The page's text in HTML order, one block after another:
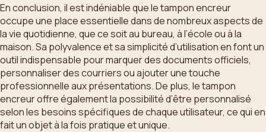
En conclusion, il est indéniable que le tampon encreur
occupe une place essentielle dans de nombreux aspects de
la vie quotidienne, que ce soit au bureau, à l’école ou à la
maison. Sa polyvalence et sa simplicité d’utilisation en font un
outil indispensable pour marquer des documents officiels,
personnaliser des courriers ou ajouter une touche
professionnelle aux présentations. De plus, le tampon
encreur offre également la possibilité d’être personnalisé
selon les besoins spécifiques de chaque utilisateur, ce qui en
fait un objet à la fois pratique et unique.